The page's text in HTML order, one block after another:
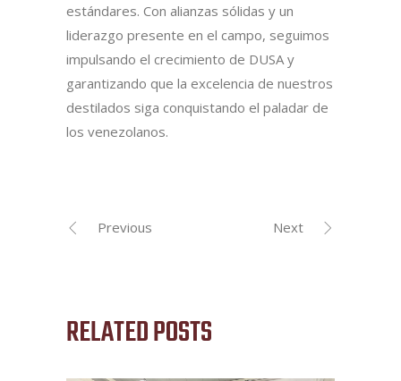
estándares. Con alianzas sólidas y un
liderazgo presente en el campo, seguimos
impulsando el crecimiento de DUSA y
garantizando que la excelencia de nuestros
destilados siga conquistando el paladar de
los venezolanos.
Previous Next
RELATED POSTS